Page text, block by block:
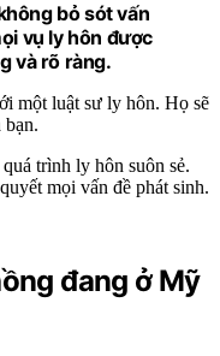
bỏ sót vấn
vụ ly hôn được
và rõ ràng.
một luật sư ly hôn. Họ sẽ
bạn.
trình ly hôn suôn sẻ.
mọi vấn đề phát sinh.
đang ở Mỹ